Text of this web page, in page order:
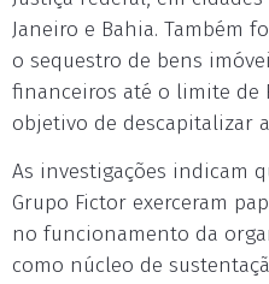
Janeiro e Bahia. Também
o sequestro de bens
financeiros até o limite de
objetivo de descapitalizar
As investigações indicam
Grupo Fictor exerceram
no funcionamento da
como núcleo de